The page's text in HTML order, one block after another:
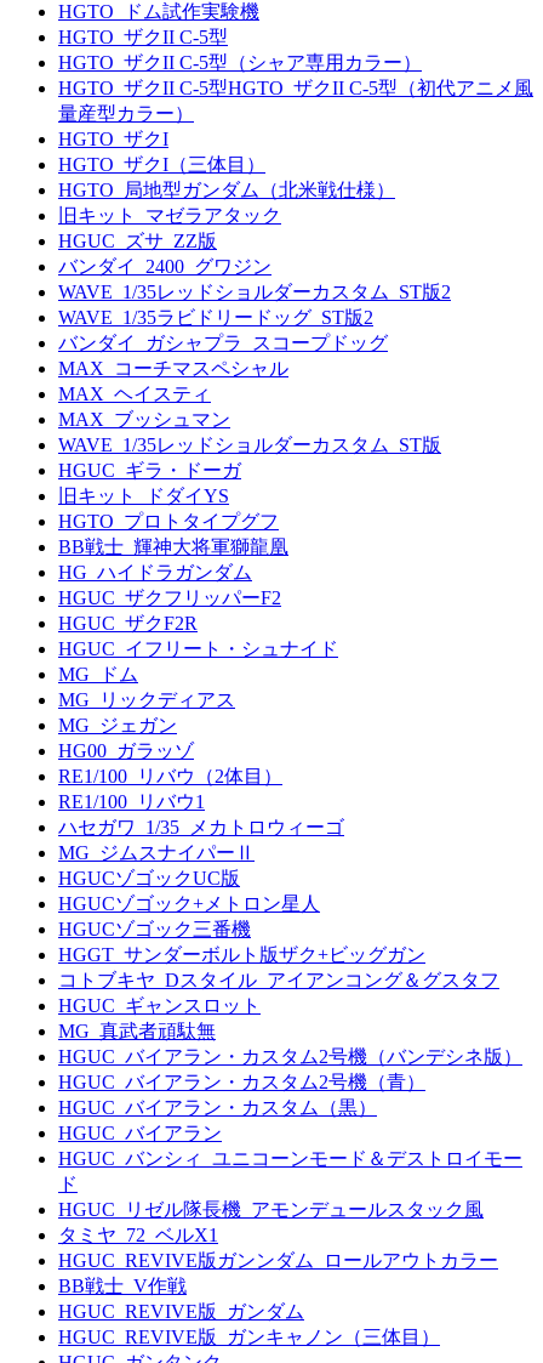
HGTO_ドム試作実験機
HGTO_ザクII C-5型
HGTO_ザクII C-5型（シャア専用カラー）
HGTO_ザクII C-5型HGTO_ザクII C-5型（初代アニメ風
量産型カラー）
HGTO_ザクI
HGTO_ザクI（三体目）
HGTO_局地型ガンダム（北米戦仕様）
旧キット_マゼラアタック
HGUC_ズサ_ZZ版
バンダイ_2400_グワジン
WAVE_1/35レッドショルダーカスタム_ST版2
WAVE_1/35ラビドリードッグ_ST版2
バンダイ_ガシャプラ_スコープドッグ
MAX_コーチマスペシャル
MAX_ヘイスティ
MAX_ブッシュマン
WAVE_1/35レッドショルダーカスタム_ST版
HGUC_ギラ・ドーガ
旧キット_ドダイYS
HGTO_プロトタイプグフ
BB戦士_輝神大将軍獅龍凰
HG_ハイドラガンダム
HGUC_ザクフリッパーF2
HGUC_ザクF2R
HGUC_イフリート・シュナイド
MG_ドム
MG_リックディアス
MG_ジェガン
HG00_ガラッゾ
RE1/100_リバウ（2体目）
RE1/100_リバウ1
ハセガワ_1/35_メカトロウィーゴ
MG_ジムスナイパーⅡ
HGUCゾゴックUC版
HGUCゾゴック+メトロン星人
HGUCゾゴック三番機
HGGT_サンダーボルト版ザク+ビッグガン
コトブキヤ_Dスタイル_アイアンコング＆グスタフ
HGUC_ギャンスロット
MG_真武者頑駄無
HGUC_バイアラン・カスタム2号機（バンデシネ版）
HGUC_バイアラン・カスタム2号機（青）
HGUC_バイアラン・カスタム（黒）
HGUC_バイアラン
HGUC_バンシィ_ユニコーンモード＆デストロイモー
ド
HGUC_リゼル隊長機_アモンデュールスタック風
タミヤ_72_ベルX1
HGUC_REVIVE版ガンンダム_ロールアウトカラー
BB戦士_V作戦
HGUC_REVIVE版_ガンダム
HGUC_REVIVE版_ガンキャノン（三体目）